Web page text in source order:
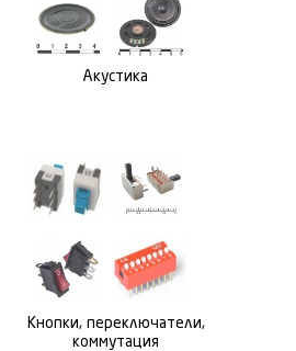
Акустика
Кнопки, переключатели,
коммутация